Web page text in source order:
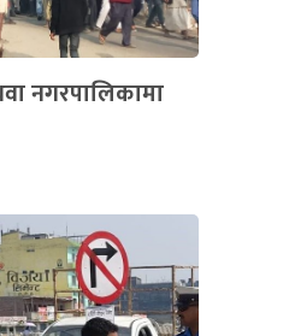
नगरपालिकामा